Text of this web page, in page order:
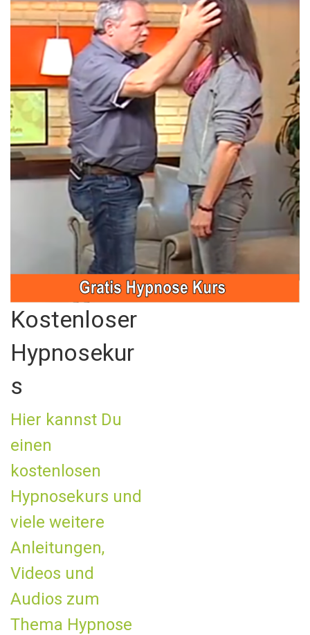
Kostenloser
Hypnosekur
s
Hier kannst Du
einen
kostenlosen
Hypnosekurs und
viele weitere
Anleitungen,
Videos und
Audios zum
Thema Hypnose